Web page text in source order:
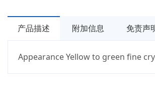
产品描述 附加信息 免责声
Appearance Yellow to green fine